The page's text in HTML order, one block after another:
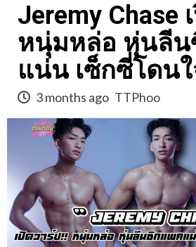
Jeremy Chase
หนุ่มหล่อ หุ่นลี
แน่น เซ็กซี่โดน
3 months ago TTPhoo